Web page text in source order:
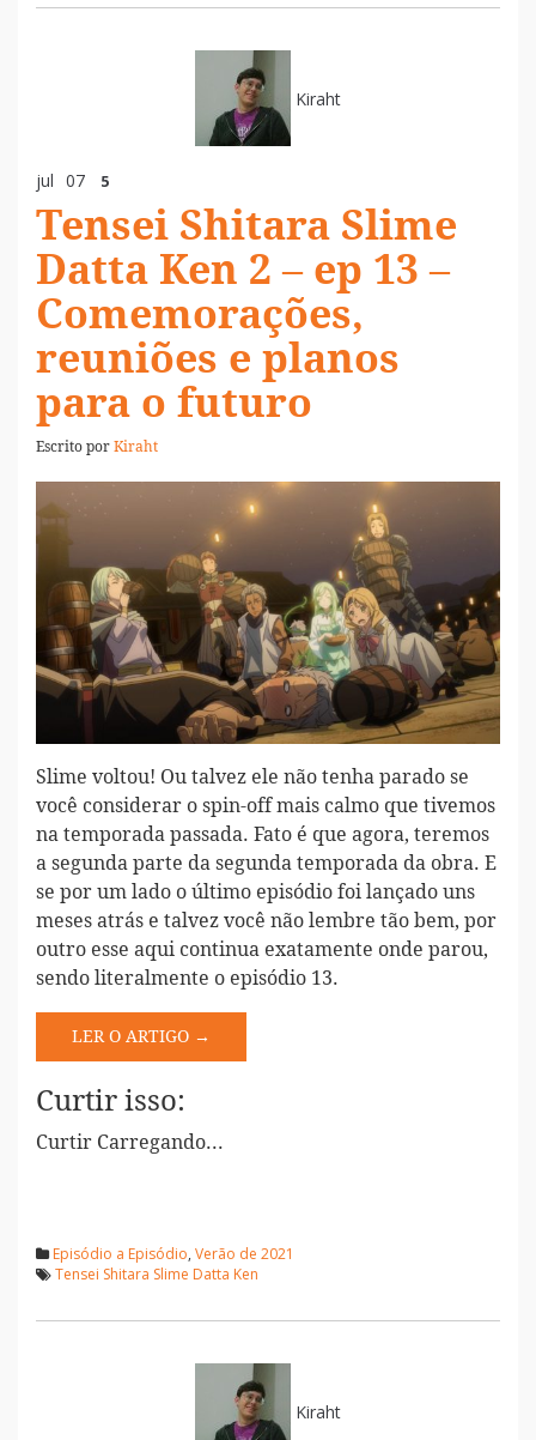
Kiraht
jul 07 5
Tensei Shitara Slime
Datta Ken 2 – ep 13 –
Comemorações,
reuniões e planos
para o futuro
Escrito porKiraht
Slime voltou! Ou talvez ele não tenha parado se
você considerar o spin-off mais calmo que tivemos
na temporada passada. Fato é que agora, teremos
a segunda parte da segunda temporada da obra. E
se por um lado o último episódio foi lançado uns
meses atrás e talvez você não lembre tão bem, por
outro esse aqui continua exatamente onde parou,
sendo literalmente o episódio 13.
LER O ARTIGO →
Curtir isso:
Curtir Carregando...
Episódio a Episódio, Verão de 2021
Tensei Shitara Slime Datta Ken
Kiraht